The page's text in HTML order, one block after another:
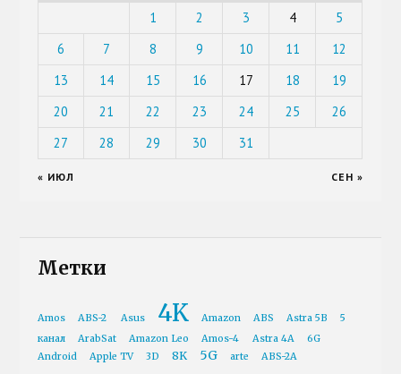
1 2 3 4
5
6
7 8 9 10 11
12
13
14 15 16 17 18
19
20
21 22 23 24 25
26
27
28 29 30 31
« ИЮЛ СЕН »
Метки
Amos ABS-2 Asus 4K Amazon ABS Astra 5B
5
канал
ArabSat Amazon Leo Amos-4 Astra 4A
6G
Android
Apple TV 3D 8K 5G arte ABS-2A